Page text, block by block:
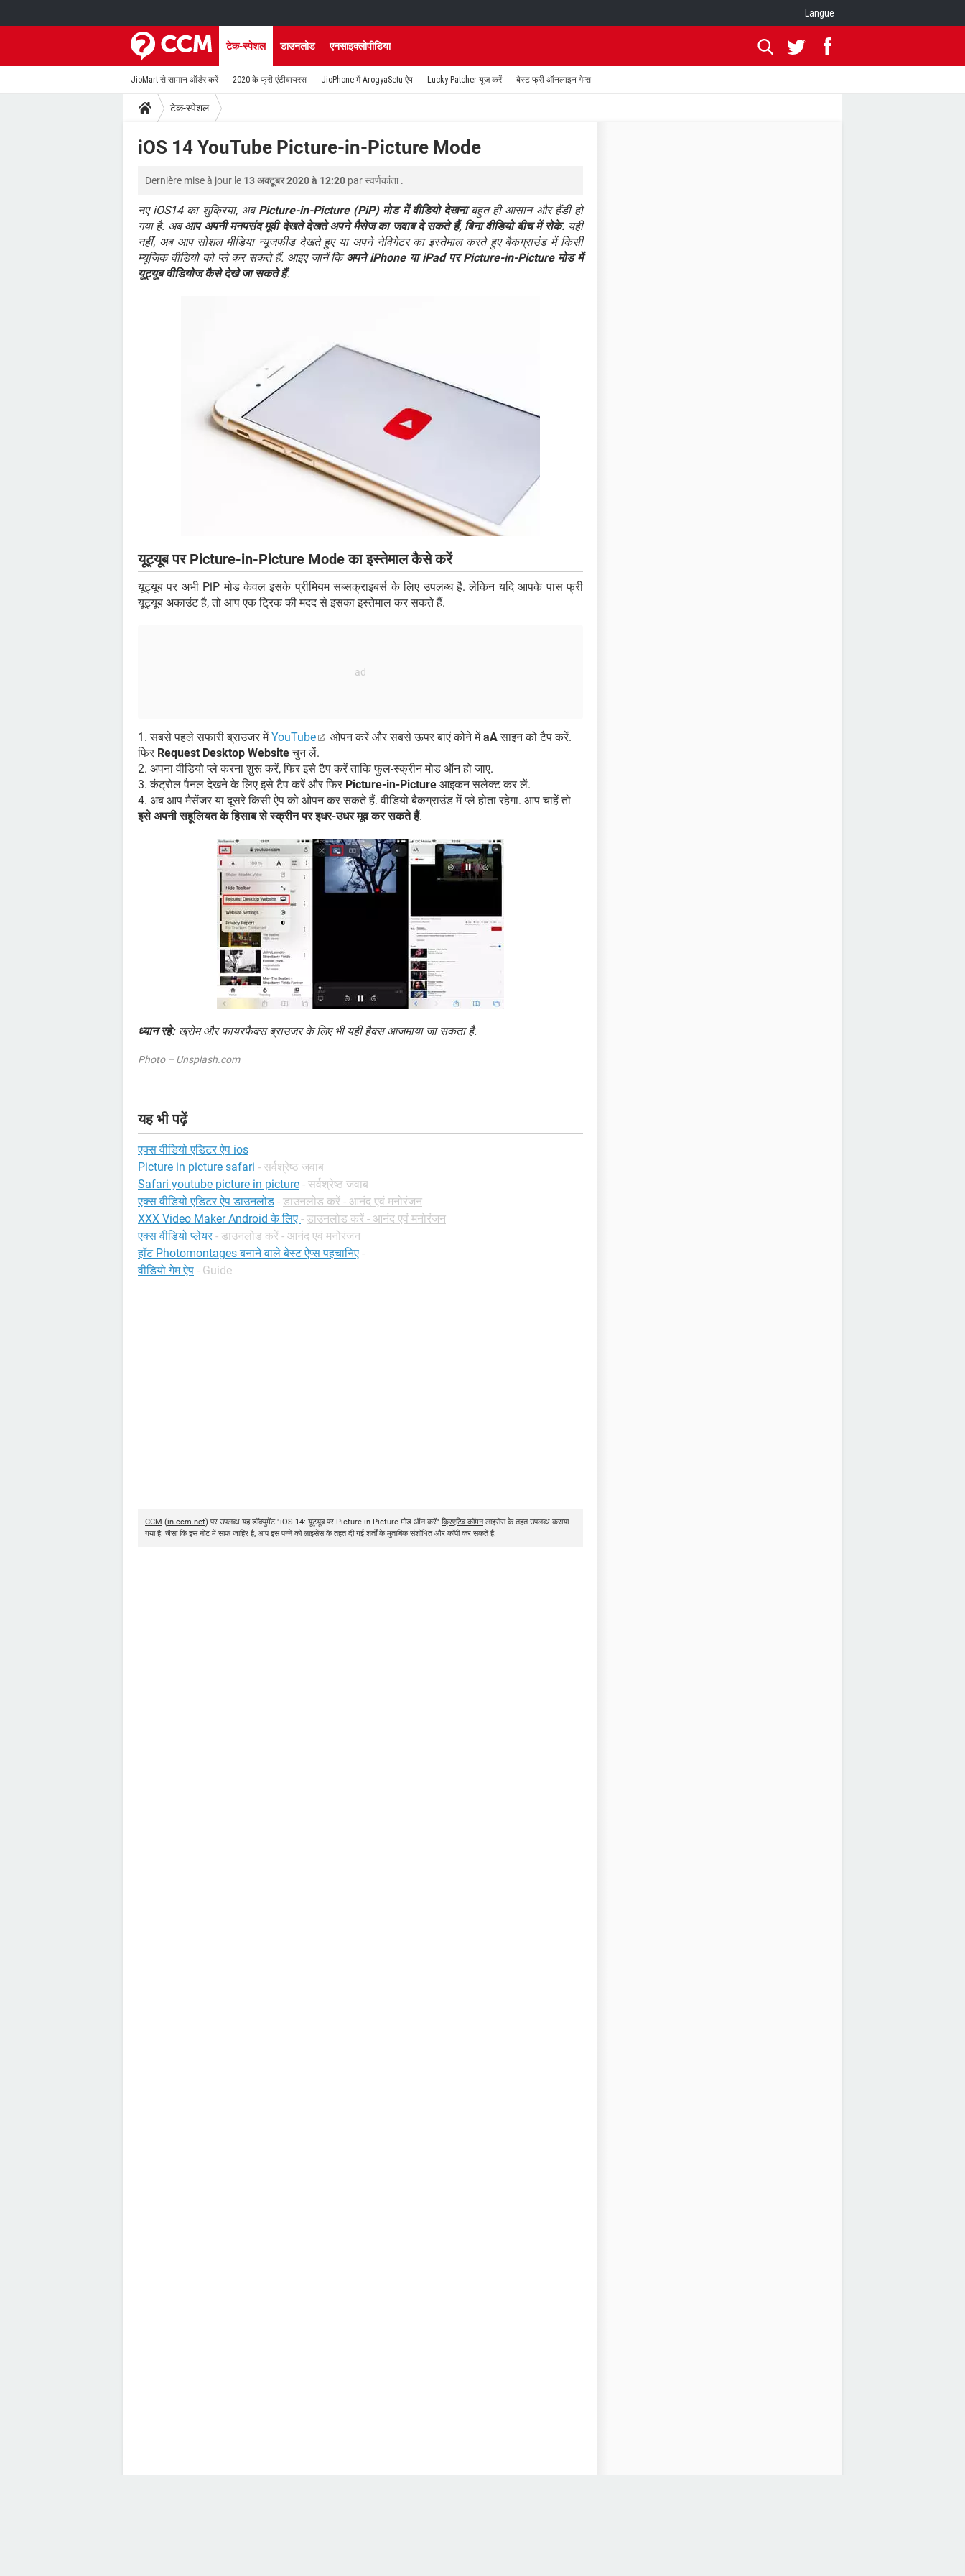
Langue
टेक-स्पेशल डाउनलोड एनसाइक्लोपीडिया
JioMart से सामान ऑर्डर करें 2020 के फ्री एंटीवायरस JioPhone में ArogyaSetu ऐप Lucky Patcher यूज करें बेस्ट फ्री ऑनलाइन गेम्स
टेक-स्पेशल
iOS 14 YouTube Picture-in-Picture Mode
Dernière mise à jour le 13 अक्टूबर 2020 à 12:20 parस्वर्णकांता.
नए iOS14 का शुक्रिया, अबPicture-in-Picture (PiP) मोड में वीडियो देखनाबहुत ही आसान और हैंडी हो
गया है. अबआप अपनी मनपसंद मूवी देखते देखते अपने मैसेज का जवाब दे सकते हैं, बिना वीडियो बीच में रोके. यही
नहीं, अब आप सोशल मीडिया न्यूजफीड देखते हुए या अपने नेविगेटर का इस्तेमाल करते हुए बैकग्राउंड में किसी
म्यूजिक वीडियो को प्ले कर सकते हैं. आइए जानें किअपने iPhone या iPad पर Picture-in-Picture मोड में
यूट्यूब वीडियोज कैसे देखे जा सकते हैं.
यूट्यूब पर Picture-in-Picture Mode का इस्तेमाल कैसे करें
यूट्यूब पर अभी PiP मोड केवल इसके प्रीमियम सब्सक्राइबर्स के लिए उपलब्ध है. लेकिन यदि आपके पास फ्री
यूट्यूब अकाउंट है, तो आप एक ट्रिक की मदद से इसका इस्तेमाल कर सकते हैं.
1. सबसे पहले सफारी ब्राउजर मेंYouTube ओपन करें और सबसे ऊपर बाएं कोने मेंaAसाइन को टैप करें.
फिर Request Desktop Websiteचुन लें.
2. अपना वीडियो प्ले करना शुरू करें, फिर इसे टैप करें ताकि फुल-स्क्रीन मोड ऑन हो जाए.
3. कंट्रोल पैनल देखने के लिए इसे टैप करें और फिर Picture-in-Picture आइकन सलेक्ट कर लें.
4. अब आप मैसेंजर या दूसरे किसी ऐप को ओपन कर सकते हैं. वीडियो बैकग्राउंड में प्ले होता रहेगा. आप चाहें तो
इसे अपनी सहूलियत के हिसाब से स्क्रीन पर इधर-उधर मूव कर सकते हैं.
ध्यान रहे: ख्रोम और फायरफैक्स ब्राउजर के लिए भी यही हैक्स आजमाया जा सकता है.
Photo – Unsplash.com
यह भी पढ़ें
एक्स वीडियो एडिटर ऐप ios
Picture in picture safari - सर्वश्रेष्ठ जवाब
Safari youtube picture in picture - सर्वश्रेष्ठ जवाब
एक्स वीडियो एडिटर ऐप डाउनलोड - डाउनलोड करें - आनंद एवं मनोरंजन
XXX Video Maker Android के लिए - डाउनलोड करें - आनंद एवं मनोरंजन
एक्स वीडियो प्लेयर - डाउनलोड करें - आनंद एवं मनोरंजन
हॉट Photomontages बनाने वाले बेस्ट ऐप्स पहचानिए -
वीडियो गेम ऐप - Guide
CCM (in.ccm.net) पर उपलब्ध यह डॉक्युमेंट "iOS 14: यूट्यूब पर Picture-in-Picture मोड ऑन करें" क्रिएटिव कॉमनलाइसेंस के तहत उपलब्ध कराया
गया है. जैसा कि इस नोट में साफ जाहिर है, आप इस पन्ने को लाइसेंस के तहत दी गई शर्तों के मुताबिक संशोधित और कॉपी कर सकते हैं.